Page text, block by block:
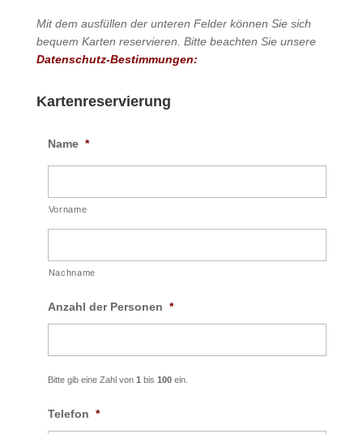
Mit dem ausfüllen der unteren Felder können Sie sich
bequem Karten reservieren. Bitte beachten Sie unsere
Datenschutz-Bestimmungen:
Kartenreservierung
Name *
Vorname
Nachname
Anzahl der Personen *
Bitte gib eine Zahl von 1 bis 100ein.
Telefon *